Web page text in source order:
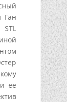
Ган
ее